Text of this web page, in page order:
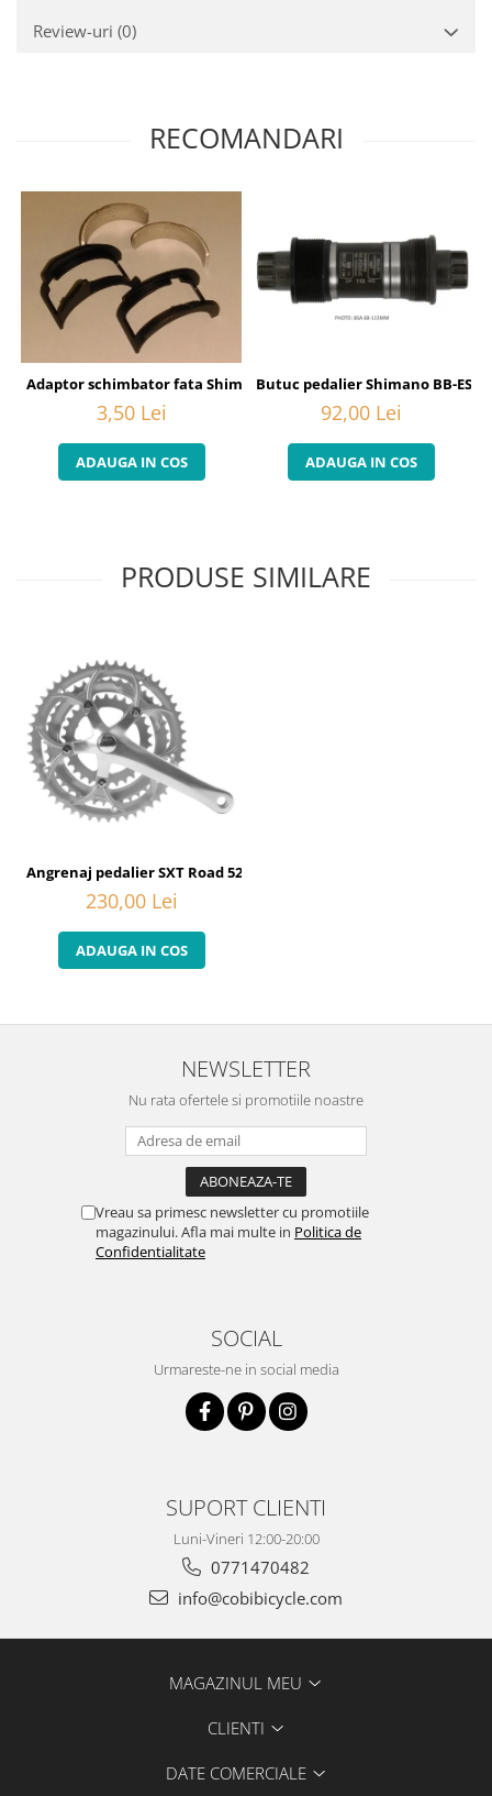
Review-uri (0)
RECOMANDARI
Adaptor schimbator fata Shimano
3,50 Lei
ADAUGA IN COS
Butuc pedalier Shimano BB-
92,00 Lei
ADAUGA IN COS
PRODUSE SIMILARE
Angrenaj pedalier SXT Road 52T/42/30, 8 viteze, aluminiu/otel
230,00 Lei
ADAUGA IN COS
NEWSLETTER
Nu rata ofertele si promotiile noastre
Vreau sa primesc newsletter cu promotiile
magazinului. Afla mai multe in Politica de
Confidentialitate
SOCIAL
Urmareste-ne in social media
SUPORT CLIENTI
Luni-Vineri 12:00-20:00
0771470482
info@cobibicycle.com
MAGAZINUL MEU
CLIENTI
DATE COMERCIALE